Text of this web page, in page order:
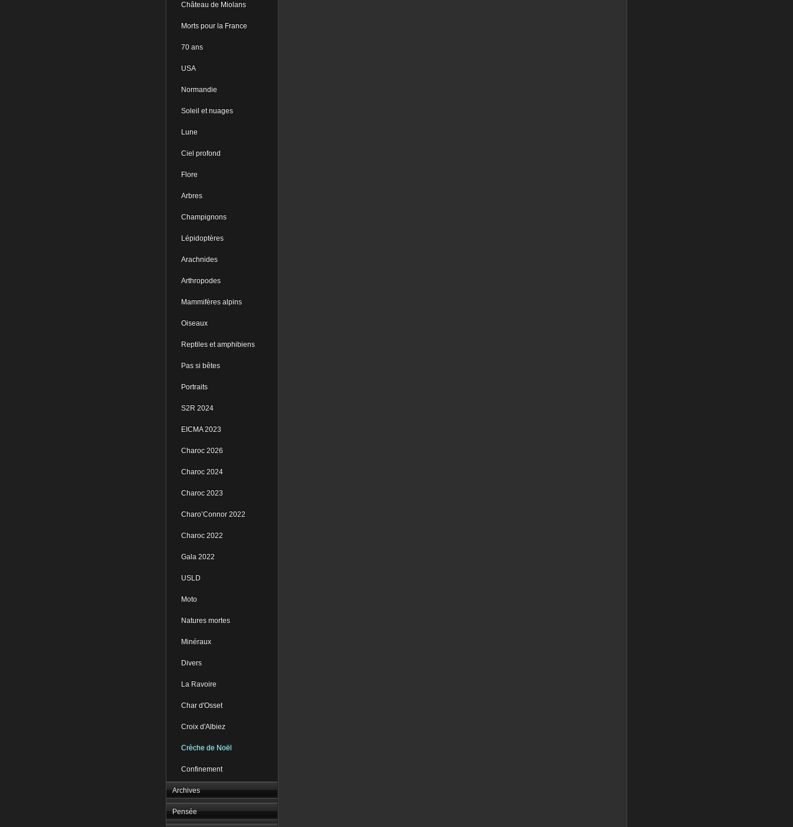
Château de Miolans
Morts pour la France
70 ans
USA
Normandie
Soleil et nuages
Lune
Ciel profond
Flore
Arbres
Champignons
Lépidoptères
Arachnides
Arthropodes
Mammifères alpins
Oiseaux
Reptiles et amphibiens
Pas si bêtes
Portraits
S2R 2024
EICMA 2023
Charoc 2026
Charoc 2024
Charoc 2023
Charo’Connor 2022
Charoc 2022
Gala 2022
USLD
Moto
Natures mortes
Minéraux
Divers
La Ravoire
Char d'Osset
Croix d'Albiez
Crèche de Noël
Confinement
Archives
Pensée